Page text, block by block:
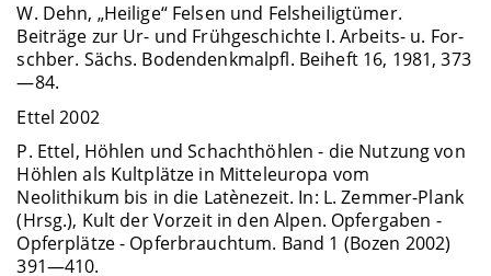
W. Dehn, „Heilige“ Felsen und Felsheiligtümer.
Beiträge zur Ur- und Frühgeschichte I. Arbeits- u. For-
schber. Sächs. Bodendenkmalpfl. Beiheft 16, 1981, 373
—84.
Ettel 2002
P. Ettel, Höhlen und Schachthöhlen - die Nutzung von
Höhlen als Kultplätze in Mitteleuropa vom
Neolithikum bis in die Latènezeit. In: L. Zemmer-Plank
(Hrsg.), Kult der Vorzeit in den Alpen. Opfergaben -
Opferplätze - Opferbrauchtum. Band 1 (Bozen 2002)
391—410.